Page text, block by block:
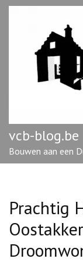
Ga
vcb-blog.be
Bouwen aan een
Prachtig